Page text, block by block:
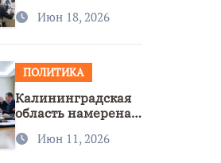
нацполитики
Июн 18, 2026
ПОЛИТИКА
Калининградская
область намерена
сотрудничество с
Июн 11, 2026